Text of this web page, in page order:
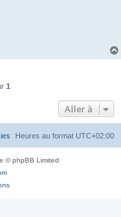
1
Aller à
Heures au format UTC+02:00
© phpBB Limited